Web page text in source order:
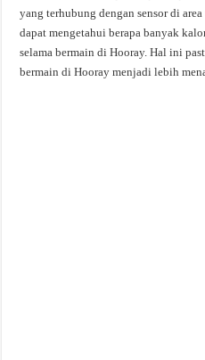
yang terhubung dengan sensor di
dapat mengetahui berapa banyak
selama bermain di Hooray. Hal ini
bermain di Hooray menjadi lebih